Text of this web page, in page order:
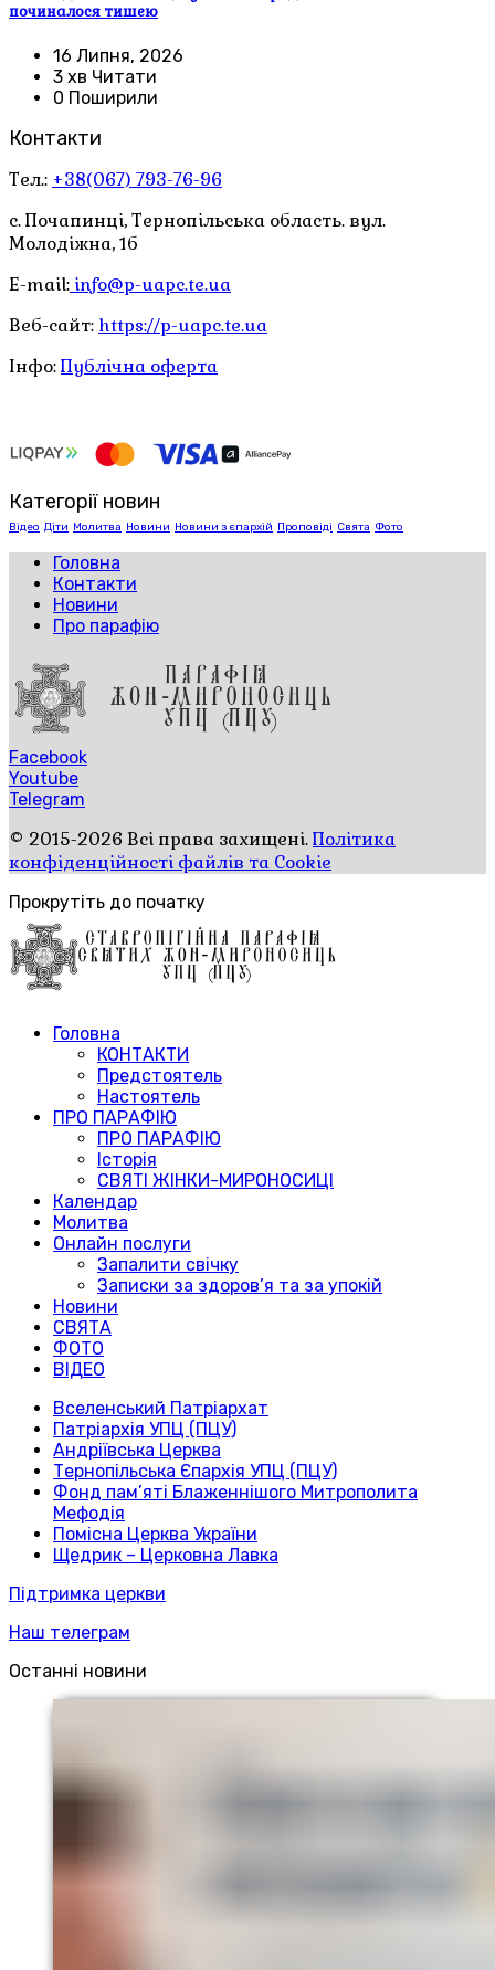
починалося тишею
16 Липня, 2026
3 хв Читати
0 Поширили
Контакти
Тел.: +38(067) 793-76-96
с. Почапинці, Тернопільська область. вул.
Молодіжна, 1б
E-mail: info@p-uapc.te.ua
Веб-сайт: https://p-uapc.te.ua
Інфо:Публічна оферта
Категорії новин
Відео Діти Молитва Новини Новини з єпархій Проповіді Свята Фото
Головна
Контакти
Новини
Про парафію
Facebook
Youtube
Telegram
© 2015-2026 Всі права захищені.Політика
конфіденційності файлів та Cookie
Прокрутіть до початку
Головна
КОНТАКТИ
Предстоятель
Настоятель
ПРО ПАРАФІЮ
ПРО ПАРАФІЮ
Історія
СВЯТІ ЖІНКИ-МИРОНОСИЦІ
Календар
Молитва
Онлайн послуги
Запалити свічку
Записки за здоров’я та за упокій
Новини
СВЯТА
ФОТО
ВІДЕО
Вселенський Патріархат
Патріархія УПЦ (ПЦУ)
Андріївська Церква
Тернопільська Єпархія УПЦ (ПЦУ)
Фонд пам’яті Блаженнішого Митрополита
Мефодія
Помісна Церква України
Щедрик – Церковна Лавка
Підтримка церкви
Наш телеграм
Останні новини